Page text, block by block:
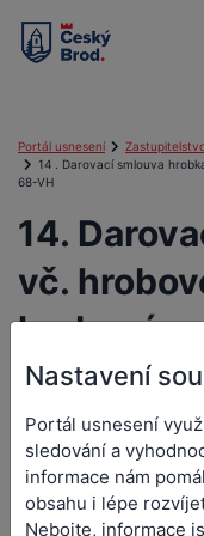
Portál usnesení
14 . Darovací smlouva
68-VH
14.
vč.
VH
14.
Nastavení
Portál usnesení
sledování a
informace nám
obsahu i lépe
Nebojte, informace